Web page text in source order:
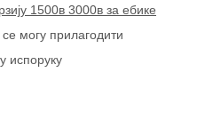
1500в 3000в за ебике
могу прилагодити
испоруку